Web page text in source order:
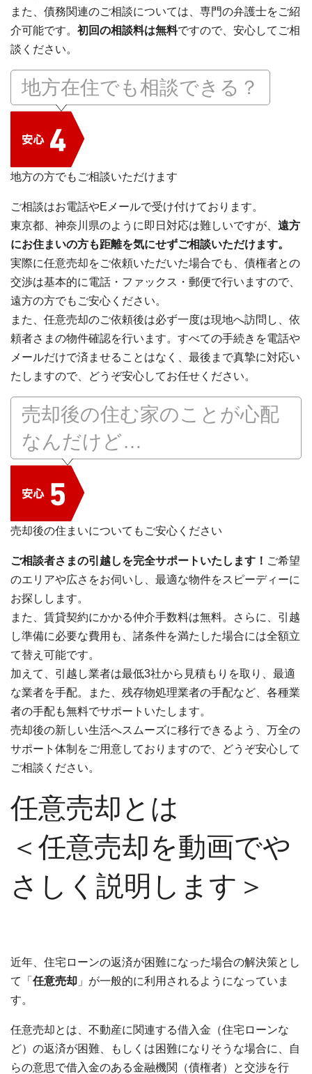
また、債務関連のご相談については、専門の弁護士をご紹
介可能です。 初回の相談料は無料ですので、安心してご相
談ください。
地方在住でも相談できる？
地方の方でもご相談いただけます
ご相談はお電話やEメールで受け付けております。
東京都、神奈川県のように即日対応は難しいですが、 遠方
にお住まいの方も距離を気にせずご相談いただけます。
実際に任意売却をご依頼いただいた場合でも、債権者との
交渉は基本的に電話・ファックス・郵便で行いますので、
遠方の方でもご安心ください。
また、任意売却のご依頼後は必ず一度は現地へ訪問し、依
頼者さまの物件確認を行います。すべての手続きを電話や
メールだけで済ませることはなく、最後まで真摯に対応い
たしますので、どうぞ安心してお任せください。
売却後の住む家のことが心配
なんだけど…
売却後の住まいについてもご安心ください
ご相談者さまの引越しを完全サポートいたします！ ご希望
のエリアや広さをお伺いし、最適な物件をスピーディーに
お探しします。
また、賃貸契約にかかる仲介手数料は無料。さらに、引越
し準備に必要な費用も、諸条件を満たした場合には全額立
て替え可能です。
加えて、引越し業者は最低3社から見積もりを取り、最適
な業者を手配。また、残存物処理業者の手配など、各種業
者の手配も無料でサポートいたします。
売却後の新しい生活へスムーズに移行できるよう、万全の
サポート体制をご用意しておりますので、どうぞ安心して
ご相談ください。
任意売却とは
＜任意売却を動画でや
さしく説明します＞
近年、住宅ローンの返済が困難になった場合の解決策とし
て「 任意売却 」が一般的に利用されるようになっていま
す。
任意売却とは、不動産に関連する借入金（住宅ローンな
ど）の返済が困難、もしくは困難になりそうな場合に、自
らの意思で借入金のある金融機関（債権者）と交渉を行